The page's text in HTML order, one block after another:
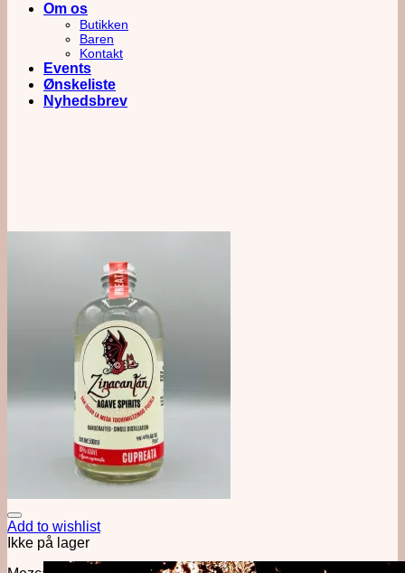
Om os
Butikken
Baren
Kontakt
Events
Ønskeliste
Nyhedsbrev
Add to wishlist
Ikke på lager